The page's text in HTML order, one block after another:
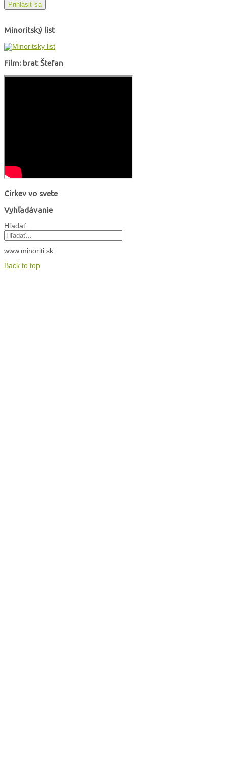
Prihlásiť sa
Minoritský list
Film: brat Štefan
Cirkev vo svete
Vyhľadávanie
Hľadať...
www.minoriti.sk
Back to top